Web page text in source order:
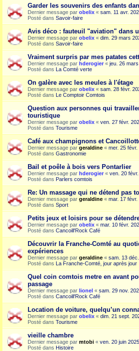
Garder les souvenirs des enfants
Dernier message par obelix « sam. 11 avr.
Posté dans Savoir-faire
Avis déco : fauteuil "aviation" dans
Dernier message par obelix « dim. 29 mars
Posté dans Savoir-faire
Vraiment surpris par mes patates
Dernier message par hderogier « jeu. 26
Posté dans La Comté verte
On galère avec les meules à l'étage
Dernier message par obelix « sam. 28 févr.
Posté dans Le Comptoir Comtois
Question aux personnes qui
touristique
Dernier message par obelix « ven. 27 févr.
Posté dans Tourisme
Café aux champignons et
Dernier message par geraldine « mer. 25
Posté dans Gastronomie
Bail et poêle à bois vers Pontarlier
Dernier message par hderogier « ven. 20
Posté dans Parlers comtois
Re: Un massage qui ne détend pas
Dernier message par geraldine « mar. 17
Posté dans Sport
Petits jeux et loisirs pour se
Dernier message par obelix « mar. 10 févr.
Posté dans Cancoill'Rock Café
Découvrir la Franche-Comté au
expériences
Dernier message par geraldine « sam. 13
Posté dans La Franche-Comté, jour après jour
Quel coin comtois metre en avant
passage
Dernier message par lionel « sam. 29 nov.
Posté dans Cancoill'Rock Café
Location de voiture, quelqu’un
Dernier message par obelix « dim. 21 sept.
Posté dans Tourisme
vieille chambre
Dernier message par mtobi « ven. 20 juin
Posté dans Histoire